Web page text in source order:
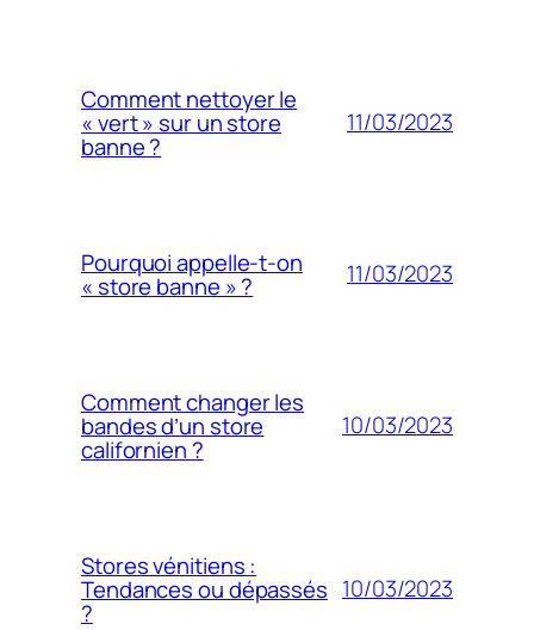
Comment nettoyer le
« vert » sur un store
banne ?
11/03/2023
Pourquoi appelle-t-on
« store banne » ? 11/03/2023
Comment changer les
bandes d’un store
californien ?
10/03/2023
Stores vénitiens :
Tendances ou dépassés
?
10/03/2023